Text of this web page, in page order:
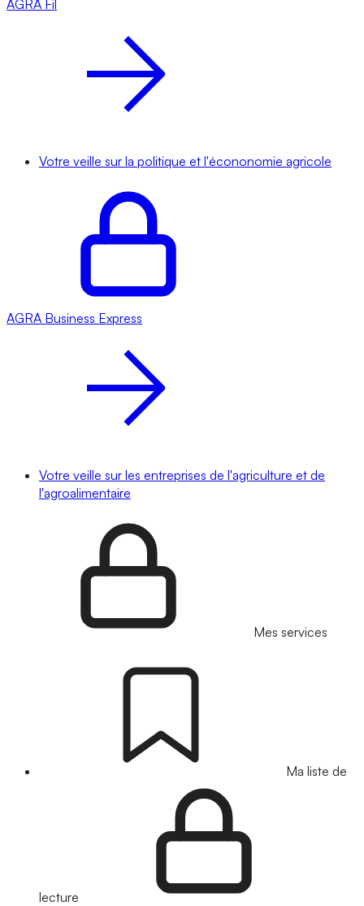
AGRA Fil
Votre veille sur la politique et l'écononomie agricole
AGRA Business Express
Votre veille sur les entreprises de l'agriculture et de
l'agroalimentaire
Mes services
Ma liste de
lecture